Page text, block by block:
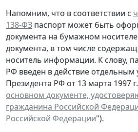
Напомним, что в соответствии с
138-ФЗ паспорт может быть
документа на бумажном
документа, в том числе
носитель информации. К слову,
РФ введен в действие отдельным
Президента РФ от 13 марта 1997
основном документе,
гражданина Российской
Российской Федерации").